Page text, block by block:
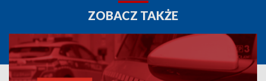
ZOBACZ TAKŻE